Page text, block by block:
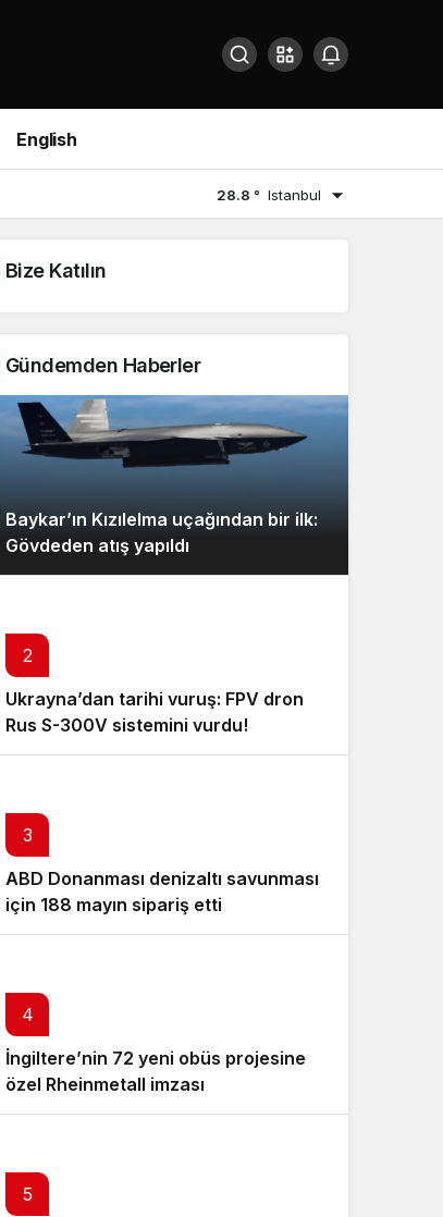
English
28.8 ° Istanbul
Bize Katılın
Gündemden Haberler
Baykar’ın Kızılelma uçağından bir ilk:
Gövdeden atış yapıldı
2
Ukrayna’dan tarihi vuruş: FPV dron
Rus S-300V sistemini vurdu!
3
ABD Donanması denizaltı savunması
için 188 mayın sipariş etti
4
İngiltere’nin 72 yeni obüs projesine
özel Rheinmetall imzası
5